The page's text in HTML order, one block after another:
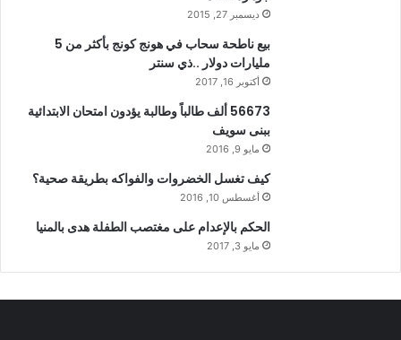
ديسمبر 27, 2015
بيع ناطحة سحاب في هونج كونج بأكثر من 5
مليارات دولار ..ذي سنتر
أكتوبر 16, 2017
56673 ألف طالباً وطالبة يؤدون امتحان الابتدائية
ببنى سويف
مايو 9, 2016
كيف تغسل الخضروات والفواكه بطريقة صحية؟
أغسطس 10, 2016
الحكم بالإعدام على مغتصب الطفلة هدى بالمنيا
مايو 3, 2017